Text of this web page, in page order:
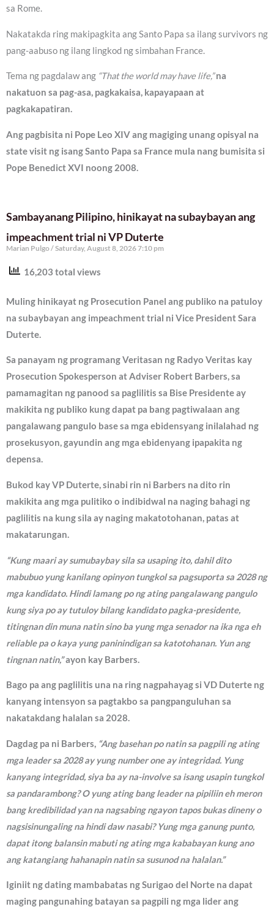
sa Rome.
Nakatakda ring makipagkita ang Santo Papa sa ilang survivors ng
pang-aabuso ng ilang lingkod ng simbahan France.
Tema ng pagdalaw ang “That the world may have life,”na
nakatuon sa pag-asa, pagkakaisa, kapayapaan at
pagkakapatiran.
Ang pagbisita ni Pope Leo XIV ang magiging unang opisyal na
state visit ng isang Santo Papa sa France mula nang bumisita si
Pope Benedict XVI noong 2008.
Sambayanang Pilipino, hinikayat na subaybayan ang
impeachment trial ni VP Duterte
Marian Pulgo Saturday, August 8, 2026 7:10 pm
16,203 total views
Muling hinikayat ng Prosecution Panel ang publiko na patuloy
na subaybayan ang impeachment trial ni Vice President Sara
Duterte.
Sa panayam ng programang Veritasan ng Radyo Veritas kay
Prosecution Spokesperson at Adviser Robert Barbers, sa
pamamagitan ng panood sa paglilitis sa Bise Presidente ay
makikita ng publiko kung dapat pa bang pagtiwalaan ang
pangalawang pangulo base sa mga ebidensyang inilalahad ng
prosekusyon, gayundin ang mga ebidenyang ipapakita ng
depensa.
Bukod kay VP Duterte, sinabi rin ni Barbers na dito rin
makikita ang mga pulitiko o indibidwal na naging bahagi ng
paglilitis na kung sila ay naging makatotohanan, patas at
makatarungan.
“Kung maari ay sumubaybay sila sa usaping ito, dahil dito
mabubuo yung kanilang opinyon tungkol sa pagsuporta sa 2028 ng
mga kandidato. Hindi lamang po ng ating pangalawang pangulo
kung siya po ay tutuloy bilang kandidato pagka-presidente,
titingnan din muna natin sino ba yung mga senador na ika nga eh
reliable pa o kaya yung paninindigan sa katotohanan. Yun ang
tingnan natin,”ayon kay Barbers.
Bago pa ang paglilitis una na ring nagpahayag si VD Duterte ng
kanyang intensyon sa pagtakbo sa pangpanguluhan sa
nakatakdang halalan sa 2028.
Dagdag pa ni Barbers, “Ang basehan po natin sa pagpili ng ating
mga leader sa 2028 ay yung number one ay integridad. Yung
kanyang integridad, siya ba ay na-involve sa isang usapin tungkol
sa pandarambong? O yung ating bang leader na pipiliin eh meron
bang kredibilidad yan na nagsabing ngayon tapos bukas dineny o
nagsisinungaling na hindi daw nasabi? Yung mga ganung punto,
dapat itong balansin mabuti ng ating mga kababayan kung ano
ang katangiang hahanapin natin sa susunod na halalan.”
Iginiit ng dating mambabatas ng Surigao del Norte na dapat
maging pangunahing batayan sa pagpili ng mga lider ang